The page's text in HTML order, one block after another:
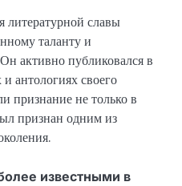
литературной славы
таланту и
активно публиковался в
антологиях своего
признание не только в
признан одним из
известными в